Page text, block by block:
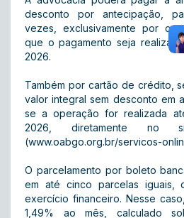
desconto por antecipação,
vezes, exclusivamente por
que o pagamento seja
2026.
Também por cartão de crédito,
valor integral sem desconto em
se a operação for realizada
2026, diretamente no
(www.oabgo.org.br/servicos-
O parcelamento por boleto
em até cinco parcelas iguais,
exercício financeiro. Nesse
1,49% ao mês, calculado